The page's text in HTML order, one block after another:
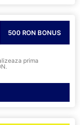
500 RON BONUS
prima